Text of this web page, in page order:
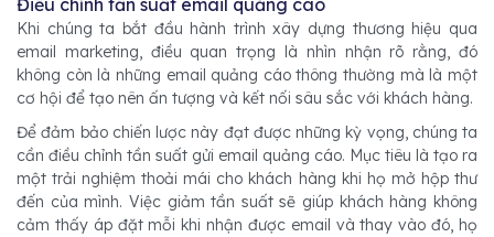
Điều chỉnh tần suất email quảng cáo
Khi chúng ta bắt đầu hành trình xây dựng thương hiệu qua
email marketing, điều quan trọng là nhìn nhận rõ rằng, đó
không còn là những email quảng cáo thông thường mà là một
cơ hội để tạo nên ấn tượng và kết nối sâu sắc với khách hàng.
Để đảm bảo chiến lược này đạt được những kỳ vọng, chúng ta
cần điều chỉnh tần suất gửi email quảng cáo. Mục tiêu là tạo ra
một trải nghiệm thoải mái cho khách hàng khi họ mở hộp thư
đến của mình. Việc giảm tần suất sẽ giúp khách hàng không
cảm thấy áp đặt mỗi khi nhận được email và thay vào đó, họ